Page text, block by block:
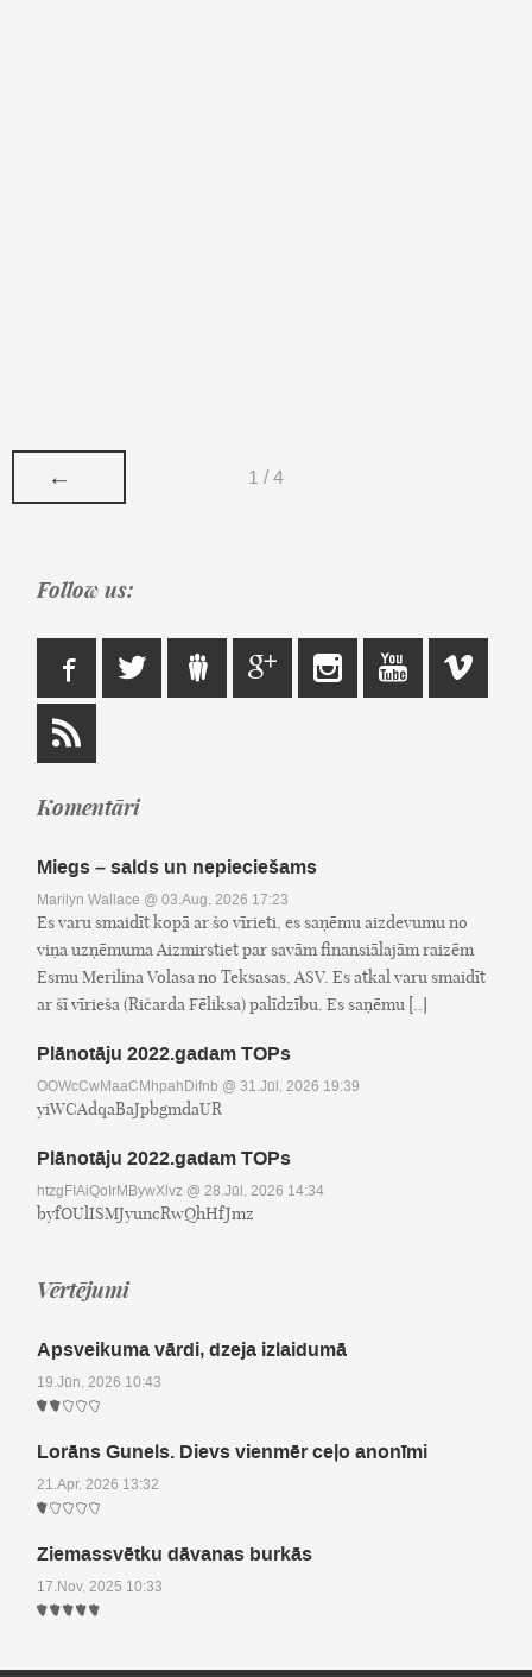
← 1 / 4
Follow us:
Komentāri
Miegs – salds un nepieciešams
Marilyn Wallace @ 03.Aug, 2026 17:23
Es varu smaidīt kopā ar šo vīrieti, es saņēmu aizdevumu no
viņa uzņēmuma Aizmirstiet par savām finansiālajām raizēm
Esmu Merilina Volasa no Teksasas, ASV. Es atkal varu smaidīt
ar šī vīrieša (Ričarda Fēliksa) palīdzību. Es saņēmu [..]
Plānotāju 2022.gadam TOPs
OOWcCwMaaCMhpahDifnb @ 31.Jūl, 2026 19:39
yiWCAdqaBaJpbgmdaUR
Plānotāju 2022.gadam TOPs
htzgFIAiQoIrMBywXlvz @ 28.Jūl, 2026 14:34
byfOUlISMJyuncRwQhHfJmz
Vērtējumi
Apsveikuma vārdi, dzeja izlaidumā
19.Jūn, 2026 10:43
Lorāns Gunels. Dievs vienmēr ceļo anonīmi
21.Apr, 2026 13:32
Ziemassvētku dāvanas burkās
17.Nov, 2025 10:33